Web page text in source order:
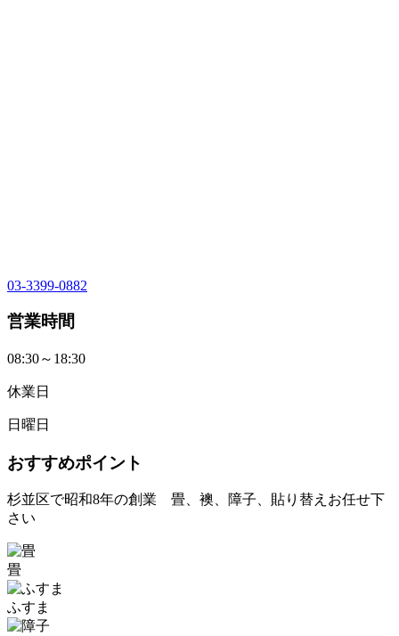
03-3399-0882
営業時間
08:30～18:30
休業日
日曜日
おすすめポイント
杉並区で昭和8年の創業 畳、襖、障子、貼り替えお任せ下
さい
畳
ふすま